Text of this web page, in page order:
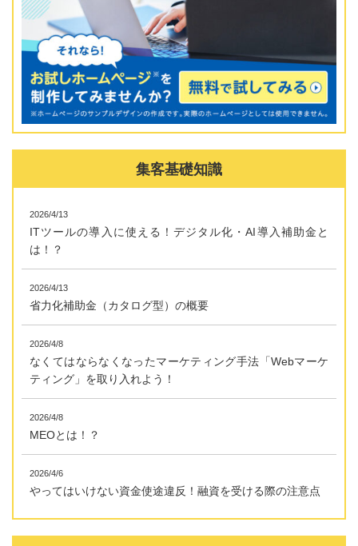
集客基礎知識
2026/4/13
ITツールの導入に使える！デジタル化・AI導入補助金と
は！？
2026/4/13
省力化補助金（カタログ型）の概要
2026/4/8
なくてはならなくなったマーケティング手法「Webマーケ
ティング」を取り入れよう！
2026/4/8
MEOとは！？
2026/4/6
やってはいけない資金使途違反！融資を受ける際の注意点